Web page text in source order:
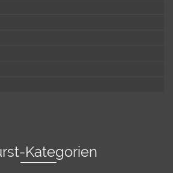
Kategorien